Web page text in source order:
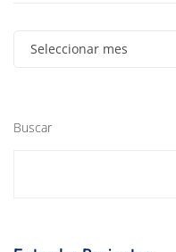
Seleccionar mes
Buscar